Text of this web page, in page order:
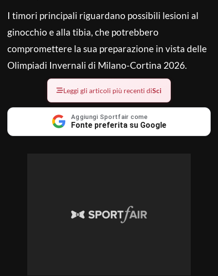
I timori principali riguardano possibili lesioni al
ginocchio e alla tibia, che potrebbero
compromettere la sua preparazione in vista delle
Olimpiadi Invernali di Milano-Cortina 2026.
Leggi gli articoli più recenti diSci
Aggiungi Sportfair come
Fonte preferita su Google